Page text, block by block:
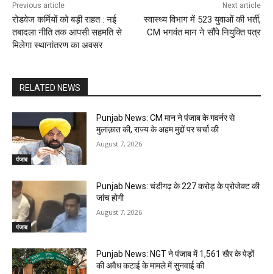
Previous article
रोडवेज कर्मियों को बड़ी राहत : नई
तबादला नीति तक आपसी सहमति से
मिलेगा स्थानांतरण का अवसर
Next article
स्वास्थ्य विभाग में 523 युवाओं की भर्ती,
CM भगवंत मान ने सौंपे नियुक्ति पत्र
RELATED NEWS
पंजाब
Punjab News: CM मान ने पंजाब के गवर्नर से
मुलाक़ात की, राज्य के अहम मुद्दों पर चर्चा की
August 7, 2026
पंजाब
Punjab News: चंडीगढ़ के ₹227 करोड़ के प्रोजेक्ट की
जांच होगी
August 7, 2026
Punjab News: NGT ने पंजाब में 1,561 खैर के पेड़ों
की अवैध कटाई के मामले में सुनवाई की